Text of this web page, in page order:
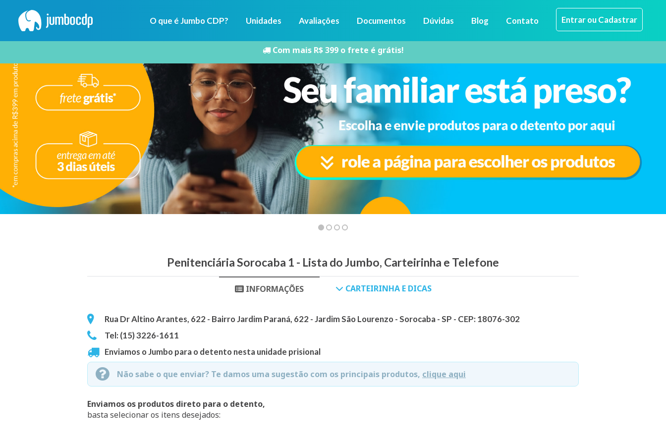
O que é Jumbo CDP? Unidades Avaliações Documentos Dúvidas Blog Contato Entrar ou Cadastrar
Com mais R$ 399 o frete é grátis!
Penitenciária Sorocaba 1 - Lista do Jumbo, Carteirinha e Telefone
INFORMAÇÕES CARTEIRINHA E DICAS
Rua Dr Altino Arantes, 622 - Bairro Jardim Paraná, 622 - Jardim São Lourenzo - Sorocaba - SP - CEP: 18076-302
Tel: (15) 3226-1611
Enviamos o Jumbo para o detento nesta unidade prisional
Não sabe o que enviar? Te damos uma sugestão com os principais produtos, clique aqui
Enviamos os produtos direto para o detento,
basta selecionar os itens desejados: